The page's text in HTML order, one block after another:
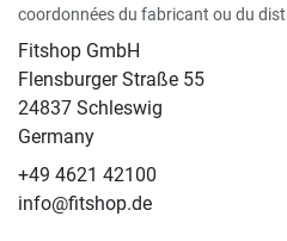
coordonnées du fabricant ou du
Fitshop GmbH
Flensburger Straße 55
24837 Schleswig
Germany
+49 4621 42100
info@fitshop.de